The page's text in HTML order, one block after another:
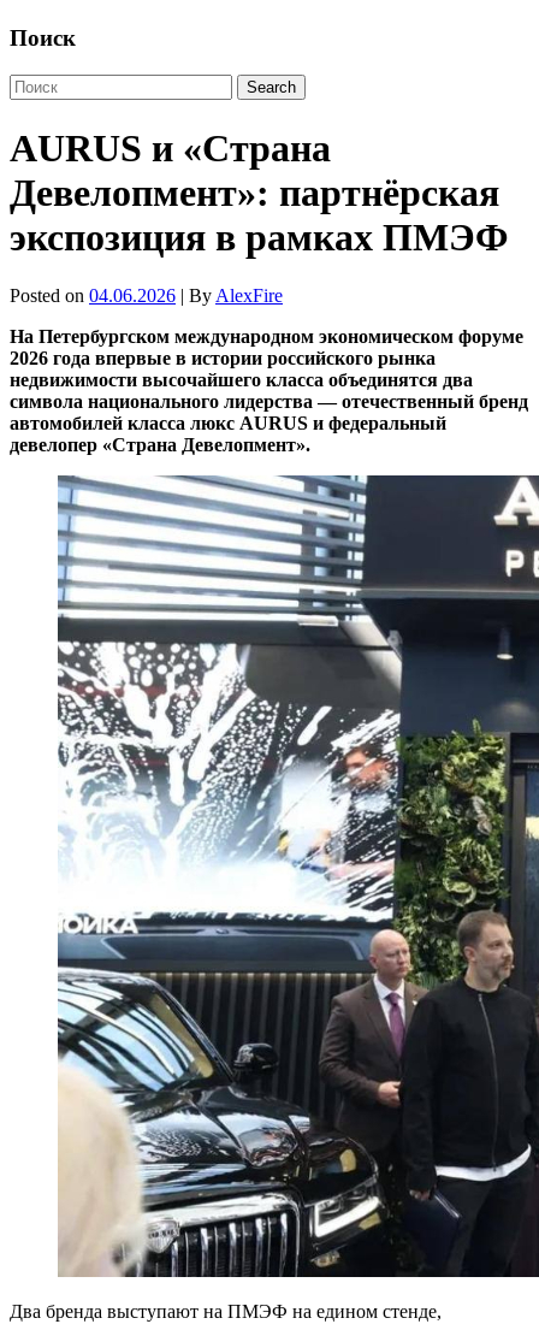
Поиск
AURUS и «Страна
Девелопмент»: партнёрская
экспозиция в рамках ПМЭФ
Posted on 04.06.2026 | By AlexFire
На Петербургском международном экономическом форуме
2026 года впервые в истории российского рынка
недвижимости высочайшего класса объединятся два
символа национального лидерства — отечественный бренд
автомобилей класса люкс AURUS и федеральный
девелопер «Страна Девелопмент».
Два бренда выступают на ПМЭФ на едином стенде,